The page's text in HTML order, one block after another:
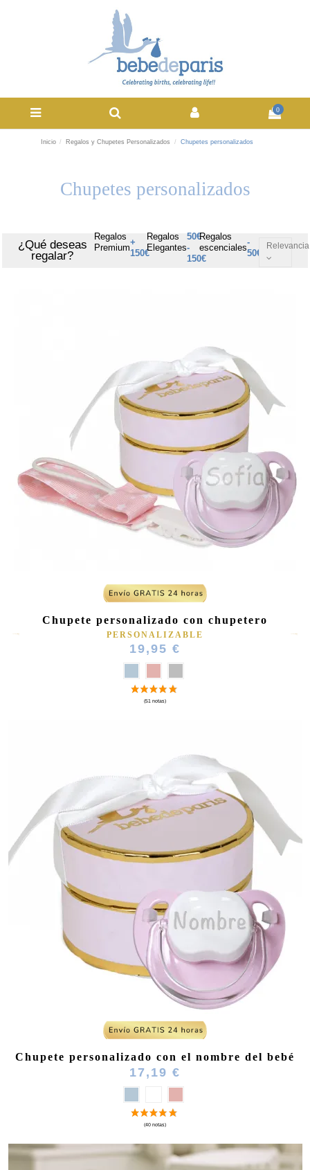
0
Inicio Regalos y Chupetes Personalizados Chupetes personalizados
Chupetes personalizados
¿Qué deseas
regalar?
Regalos
Premium
+
150€
Regalos
Elegantes
50€
-
150€
Regalos
escenciales
-
50€
Relevancia
Chupete personalizado con chupetero
PERSONALIZABLE
19,95 €
(51 notas)
Chupete personalizado con el nombre del bebé
17,19 €